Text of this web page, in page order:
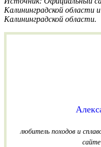
Калининградской
Калининградской области.
любитель походов и